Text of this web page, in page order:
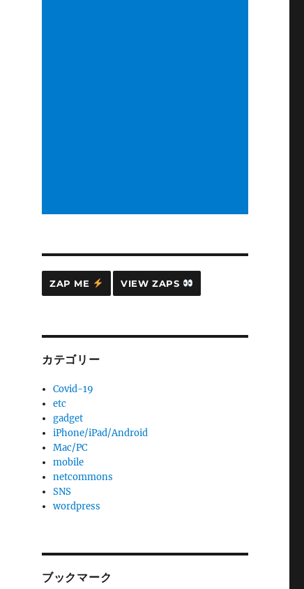
ZAP ME VIEW ZAPS
カテゴリー
Covid-19
etc
gadget
iPhone/iPad/Android
Mac/PC
mobile
netcommons
SNS
wordpress
ブックマーク